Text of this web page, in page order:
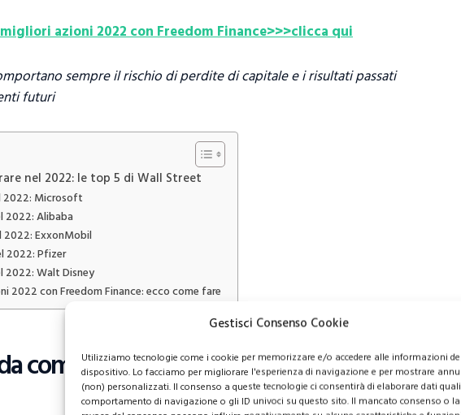
Gestisci Consenso Cookie
Utilizziamo tecnologie come i cookie per memorizzare e/o accedere alle informazioni
dispositivo. Lo facciamo per migliorare l'esperienza di navigazione e per mostrare
(non) personalizzati. Il consenso a queste tecnologie ci consentirà di elaborare dati
comportamento di navigazione o gli ID univoci su questo sito. Il mancato consenso o la
azioni 2022 con Freedom Finance>>>clicca qui
sempre il rischio di perdite di capitale e i risultati passati
futuri
nel 2022: le top 5 di Wall Street
2022: Microsoft
2022: Alibaba
2022: ExxonMobil
2022: Pfizer
2022: Walt Disney
2022 con Freedom Finance: ecco come fare
comprare nel 2022: le top 5 di Wall